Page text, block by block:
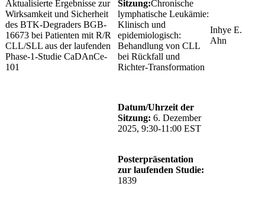
Aktualisierte Ergebnisse zur
Wirksamkeit und Sicherheit
des BTK-Degraders BGB-
16673 bei Patienten mit R/R
CLL/SLL aus der laufenden
Phase-1-Studie CaDAnCe-
101
Sitzung:Chronische
lymphatische Leukämie:
Klinisch und
epidemiologisch:
Behandlung von CLL
bei Rückfall und
Richter-Transformation
Datum/Uhrzeit der
Sitzung: 6. Dezember
2025, 9:30-11:00 EST
Inhye E.
Ahn
Posterpräsentation
zur laufenden Studie:
1839